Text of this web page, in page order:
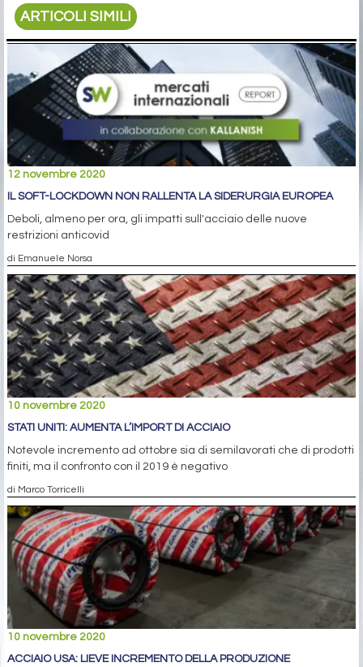
ARTICOLI SIMILI
12 novembre 2020
IL SOFT-LOCKDOWN NON RALLENTA LA SIDERURGIA EUROPEA
Deboli, almeno per ora, gli impatti sull'acciaio delle nuove
restrizioni anticovid
di Emanuele Norsa
10 novembre 2020
STATI UNITI: AUMENTA L’IMPORT DI ACCIAIO
Notevole incremento ad ottobre sia di semilavorati che di prodotti
finiti, ma il confronto con il 2019 è negativo
di Marco Torricelli
10 novembre 2020
ACCIAIO USA: LIEVE INCREMENTO DELLA PRODUZIONE